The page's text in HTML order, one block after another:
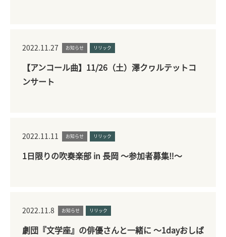
2022.11.27 お知らせ リリック
【アンコール曲】11/26（土）澤クヮルテットコ
ンサート
2022.11.11 お知らせ リリック
1日限りの吹奏楽部 in 長岡 ～参加者募集‼～
2022.11.8 お知らせ リリック
劇団『文学座』の俳優さんと一緒に ～1dayおしば